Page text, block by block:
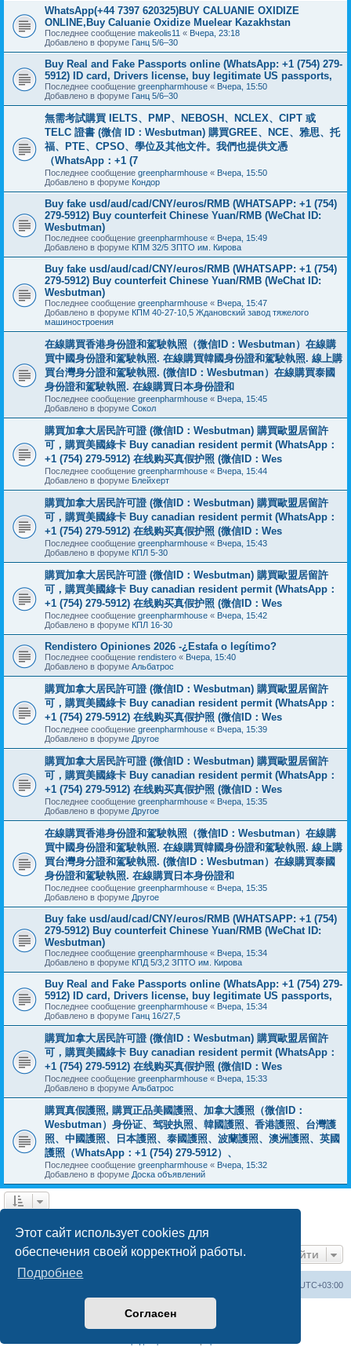
Этот сайт использует cookies для
обеспечения своей корректной работы.
Подробнее
Согласен
WhatsApp(+44 7397 620325)BUY CALUANIE OXIDIZE
ONLINE,Buy Caluanie Oxidize Muelear Kazakhstan
Последнее сообщение makeolis11 « Вчера, 23:18
Добавлено в форуме Ганц 5/6–30
Buy Real and Fake Passports online (WhatsApp: +1 (754) 279-
5912) ID card, Drivers license, buy legitimate US passports,
Последнее сообщение greenpharmhouse « Вчера, 15:50
Добавлено в форуме Ганц 5/6–30
無需考試購買 IELTS、PMP、NEBOSH、NCLEX、CIPT 或
TELC 證書 (微信 ID：Wesbutman) 購買GREE、NCE、雅思、托
福、PTE、CPSO、學位及其他文件。我們也提供文憑
（WhatsApp：+1 (7
Последнее сообщение greenpharmhouse « Вчера, 15:50
Добавлено в форуме Кондор
Buy fake usd/aud/cad/CNY/euros/RMB (WHATSAPP: +1 (754)
279-5912) Buy counterfeit Chinese Yuan/RMB (WeChat ID:
Wesbutman)
Последнее сообщение greenpharmhouse « Вчера, 15:49
Добавлено в форуме КПМ 32/5 ЗПТО им. Кирова
Buy fake usd/aud/cad/CNY/euros/RMB (WHATSAPP: +1 (754)
279-5912) Buy counterfeit Chinese Yuan/RMB (WeChat ID:
Wesbutman)
Последнее сообщение greenpharmhouse « Вчера, 15:47
Добавлено в форуме КПМ 40-27-10,5 Ждановский завод тяжелого
машиностроения
在線購買香港身份證和駕駛執照（微信ID：Wesbutman）在線購
買中國身份證和駕駛執照. 在線購買韓國身份證和駕駛執照. 線上購
買台灣身分證和駕駛執照. (微信ID：Wesbutman）在線購買泰國
身份證和駕駛執照. 在線購買日本身份證和
Последнее сообщение greenpharmhouse « Вчера, 15:45
Добавлено в форуме Сокол
購買加拿大居民許可證 (微信ID：Wesbutman) 購買歐盟居留許
可，購買美國綠卡 Buy canadian resident permit (WhatsApp：
+1 (754) 279-5912) 在线购买真假护照 (微信ID：Wes
Последнее сообщение greenpharmhouse « Вчера, 15:44
Добавлено в форуме Блейхерт
購買加拿大居民許可證 (微信ID：Wesbutman) 購買歐盟居留許
可，購買美國綠卡 Buy canadian resident permit (WhatsApp：
+1 (754) 279-5912) 在线购买真假护照 (微信ID：Wes
Последнее сообщение greenpharmhouse « Вчера, 15:43
Добавлено в форуме КПЛ 5-30
購買加拿大居民許可證 (微信ID：Wesbutman) 購買歐盟居留許
可，購買美國綠卡 Buy canadian resident permit (WhatsApp：
+1 (754) 279-5912) 在线购买真假护照 (微信ID：Wes
Последнее сообщение greenpharmhouse « Вчера, 15:42
Добавлено в форуме КПЛ 16-30
Rendistero Opiniones 2026 -¿Estafa o legítimo?
Последнее сообщение rendistero « Вчера, 15:40
Добавлено в форуме Альбатрос
購買加拿大居民許可證 (微信ID：Wesbutman) 購買歐盟居留許
可，購買美國綠卡 Buy canadian resident permit (WhatsApp：
+1 (754) 279-5912) 在线购买真假护照 (微信ID：Wes
Последнее сообщение greenpharmhouse « Вчера, 15:39
Добавлено в форуме Другое
購買加拿大居民許可證 (微信ID：Wesbutman) 購買歐盟居留許
可，購買美國綠卡 Buy canadian resident permit (WhatsApp：
+1 (754) 279-5912) 在线购买真假护照 (微信ID：Wes
Последнее сообщение greenpharmhouse « Вчера, 15:35
Добавлено в форуме Другое
在線購買香港身份證和駕駛執照（微信ID：Wesbutman）在線購
買中國身份證和駕駛執照. 在線購買韓國身份證和駕駛執照. 線上購
買台灣身分證和駕駛執照. (微信ID：Wesbutman）在線購買泰國
身份證和駕駛執照. 在線購買日本身份證和
Последнее сообщение greenpharmhouse « Вчера, 15:35
Добавлено в форуме Другое
Buy fake usd/aud/cad/CNY/euros/RMB (WHATSAPP: +1 (754)
279-5912) Buy counterfeit Chinese Yuan/RMB (WeChat ID:
Wesbutman)
Последнее сообщение greenpharmhouse « Вчера, 15:34
Добавлено в форуме КПД 5/3,2 ЗПТО им. Кирова
Buy Real and Fake Passports online (WhatsApp: +1 (754) 279-
5912) ID card, Drivers license, buy legitimate US passports,
Последнее сообщение greenpharmhouse « Вчера, 15:34
Добавлено в форуме Ганц 16/27,5
購買加拿大居民許可證 (微信ID：Wesbutman) 購買歐盟居留許
可，購買美國綠卡 Buy canadian resident permit (WhatsApp：
+1 (754) 279-5912) 在线购买真假护照 (微信ID：Wes
Последнее сообщение greenpharmhouse « Вчера, 15:33
Добавлено в форуме Альбатрос
購買真假護照, 購買正品美國護照、加拿大護照（微信ID：
Wesbutman）身份证、驾驶执照、韓國護照、香港護照、台灣護
照、中國護照、日本護照、泰國護照、波蘭護照、澳洲護照、英國
護照（WhatsApp：+1 (754) 279-5912）、
Последнее сообщение greenpharmhouse « Вчера, 15:32
Добавлено в форуме Доска объявлений
Перейти
UTC+03:00
Создано на основеphpBB® Forum Software © phpBB Limited
Русская поддержка phpBB